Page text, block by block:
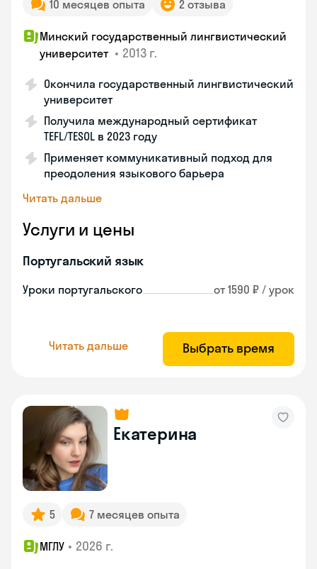
10 месяцев опыта 2 отзыва
Минский государственный лингвистический
университет • 2013 г.
Окончила государственный лингвистический
университет
Получила международный сертификат
TEFL/TESOL в 2023 году
Применяет коммуникативный подход для
преодоления языкового барьера
Читать дальше
Услуги и цены
Португальский язык
Уроки португальского от 1590 ₽ / урок
Читать дальше Выбрать время
Екатерина
5 7 месяцев опыта
МГЛУ • 2026 г.